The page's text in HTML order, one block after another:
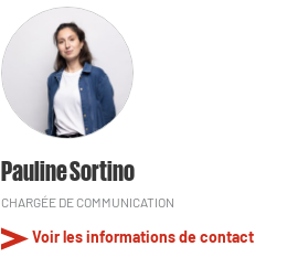
Pauline Sortino
CHARGÉE DE COMMUNICATION
Voir les informations de contact